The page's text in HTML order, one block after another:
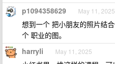
p1094358629 May 11, 2025
想到一个 把小朋友的照片结
个 职业的图。
harryli May 11, 2025